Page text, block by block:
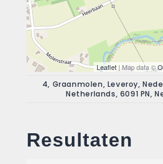
Leaflet | Map data ©
4, Graanmolen, Leveroy,
Netherlands, 6091 PN,
Resultaten